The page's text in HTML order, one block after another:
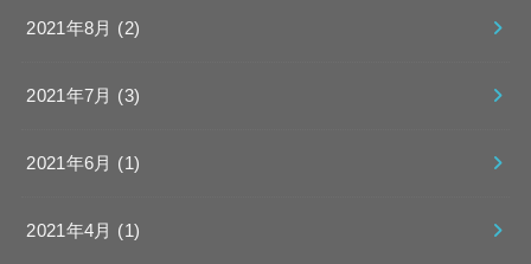
2021年8月 (2)
2021年7月 (3)
2021年6月 (1)
2021年4月 (1)